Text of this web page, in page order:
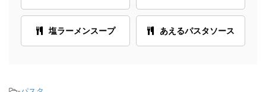
塩ラーメンスープ あえるパスタソース